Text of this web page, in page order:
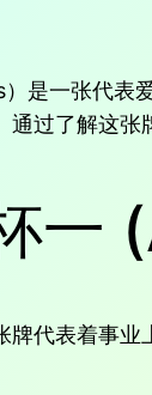
是一张代表
过了解这张
一
牌代表着事